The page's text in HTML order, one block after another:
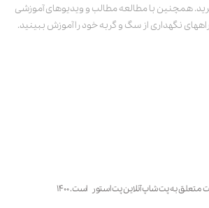
همچنین با مطالعه مطالب و ویدیوهای آموزشی
نگهداری از سگ و گربه خود را آموزش ببینید.
به پت شاپ آنلاین پت استور است. ۱۴۰۰